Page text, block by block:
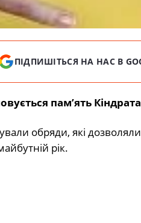
ПІДПИШІТЬСЯ НА НАС В
пам’ять
обряди, які дозволяли
рік.